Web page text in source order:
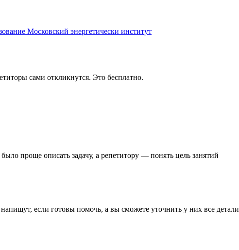
Московский энергетически институт
сами откликнутся. Это бесплатно.
было проще описать задачу, а репетитору — понять цель занятий
, если готовы помочь, а вы сможете уточнить у них все детали